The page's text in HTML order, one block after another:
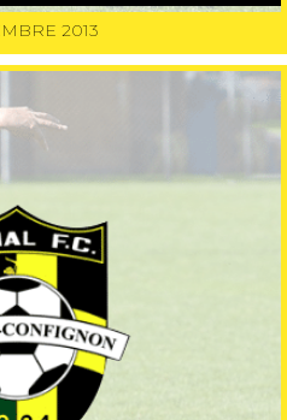
2013